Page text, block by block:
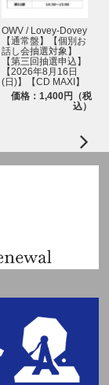
OWV / Lovey-Dovey
【通常盤】【個別お
話し会抽選対象】
【第三回抽選申込】
【2026年8月16日
(日)】【CD MAXI】
価格：1,400円（税
込）